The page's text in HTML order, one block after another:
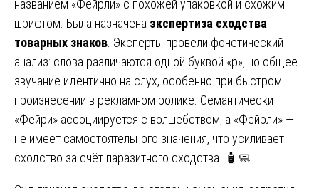
названием «Фейрли» с похожей упаковкой и схожим
шрифтом. Была назначена экспертиза сходства
товарных знаков . Эксперты провели фонетический
анализ: слова различаются одной буквой «р», но общее
звучание идентично на слух, особенно при быстром
произнесении в рекламном ролике. Семантически
«Фейри» ассоциируется с волшебством, а «Фейрли» —
не имеет самостоятельного значения, что усиливает
сходство за счёт паразитного сходства. 🧴🧼